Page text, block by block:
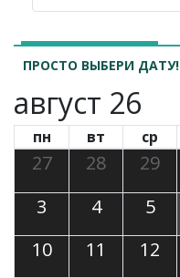
ПРОСТО ВЫБЕРИ ДАТУ!
август 26
пн вт ср
27 28 29
3
4 5
10
11 12